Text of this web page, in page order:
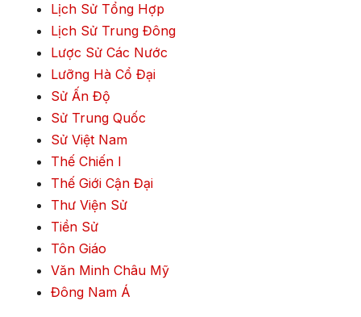
Lịch Sử Tổng Hợp
Lịch Sử Trung Đông
Lược Sử Các Nước
Lưỡng Hà Cổ Đại
Sử Ấn Độ
Sử Trung Quốc
Sử Việt Nam
Thế Chiến I
Thế Giới Cận Đại
Thư Viện Sử
Tiền Sử
Tôn Giáo
Văn Minh Châu Mỹ
Đông Nam Á